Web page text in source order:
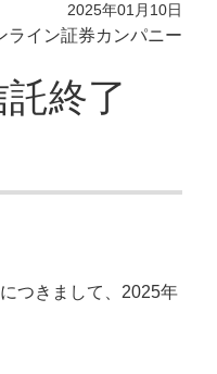
2025年01月10日
ライン証券カンパニー
終了
つきまして、2025年